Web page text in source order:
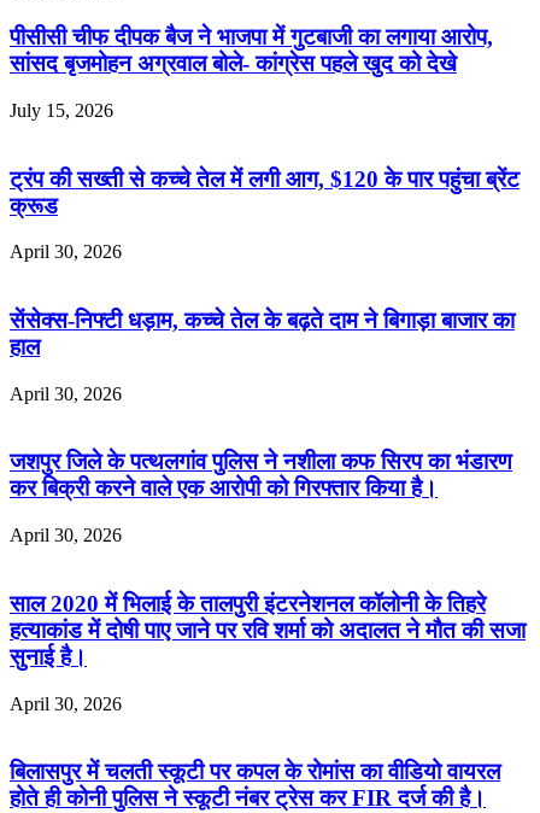
पीसीसी चीफ दीपक बैज ने भाजपा में गुटबाजी का लगाया आरोप,
सांसद बृजमोहन अग्रवाल बोले- कांग्रेस पहले खुद को देखे
July 15, 2026
ट्रंप की सख्ती से कच्चे तेल में लगी आग, $120 के पार पहुंचा ब्रेंट
क्रूड
April 30, 2026
सेंसेक्स-निफ्टी धड़ाम, कच्चे तेल के बढ़ते दाम ने बिगाड़ा बाजार का
हाल
April 30, 2026
जशपुर जिले के पत्थलगांव पुलिस ने नशीला कफ सिरप का भंडारण
कर बिक्री करने वाले एक आरोपी को गिरफ्तार किया है।
April 30, 2026
साल 2020 में भिलाई के तालपुरी इंटरनेशनल कॉलोनी के तिहरे
हत्याकांड में दोषी पाए जाने पर रवि शर्मा को अदालत ने मौत की सजा
सुनाई है।
April 30, 2026
बिलासपुर में चलती स्कूटी पर कपल के रोमांस का वीडियो वायरल
होते ही कोनी पुलिस ने स्कूटी नंबर ट्रेस कर FIR दर्ज की है।